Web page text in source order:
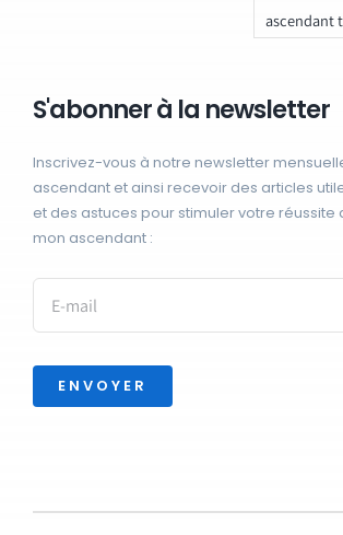
ascendant
S'abonner à la newsletter
Inscrivez-vous à notre newsletter
ascendant et ainsi recevoir des articles
et des astuces pour stimuler votre réussite
mon ascendant :
ENVOYER